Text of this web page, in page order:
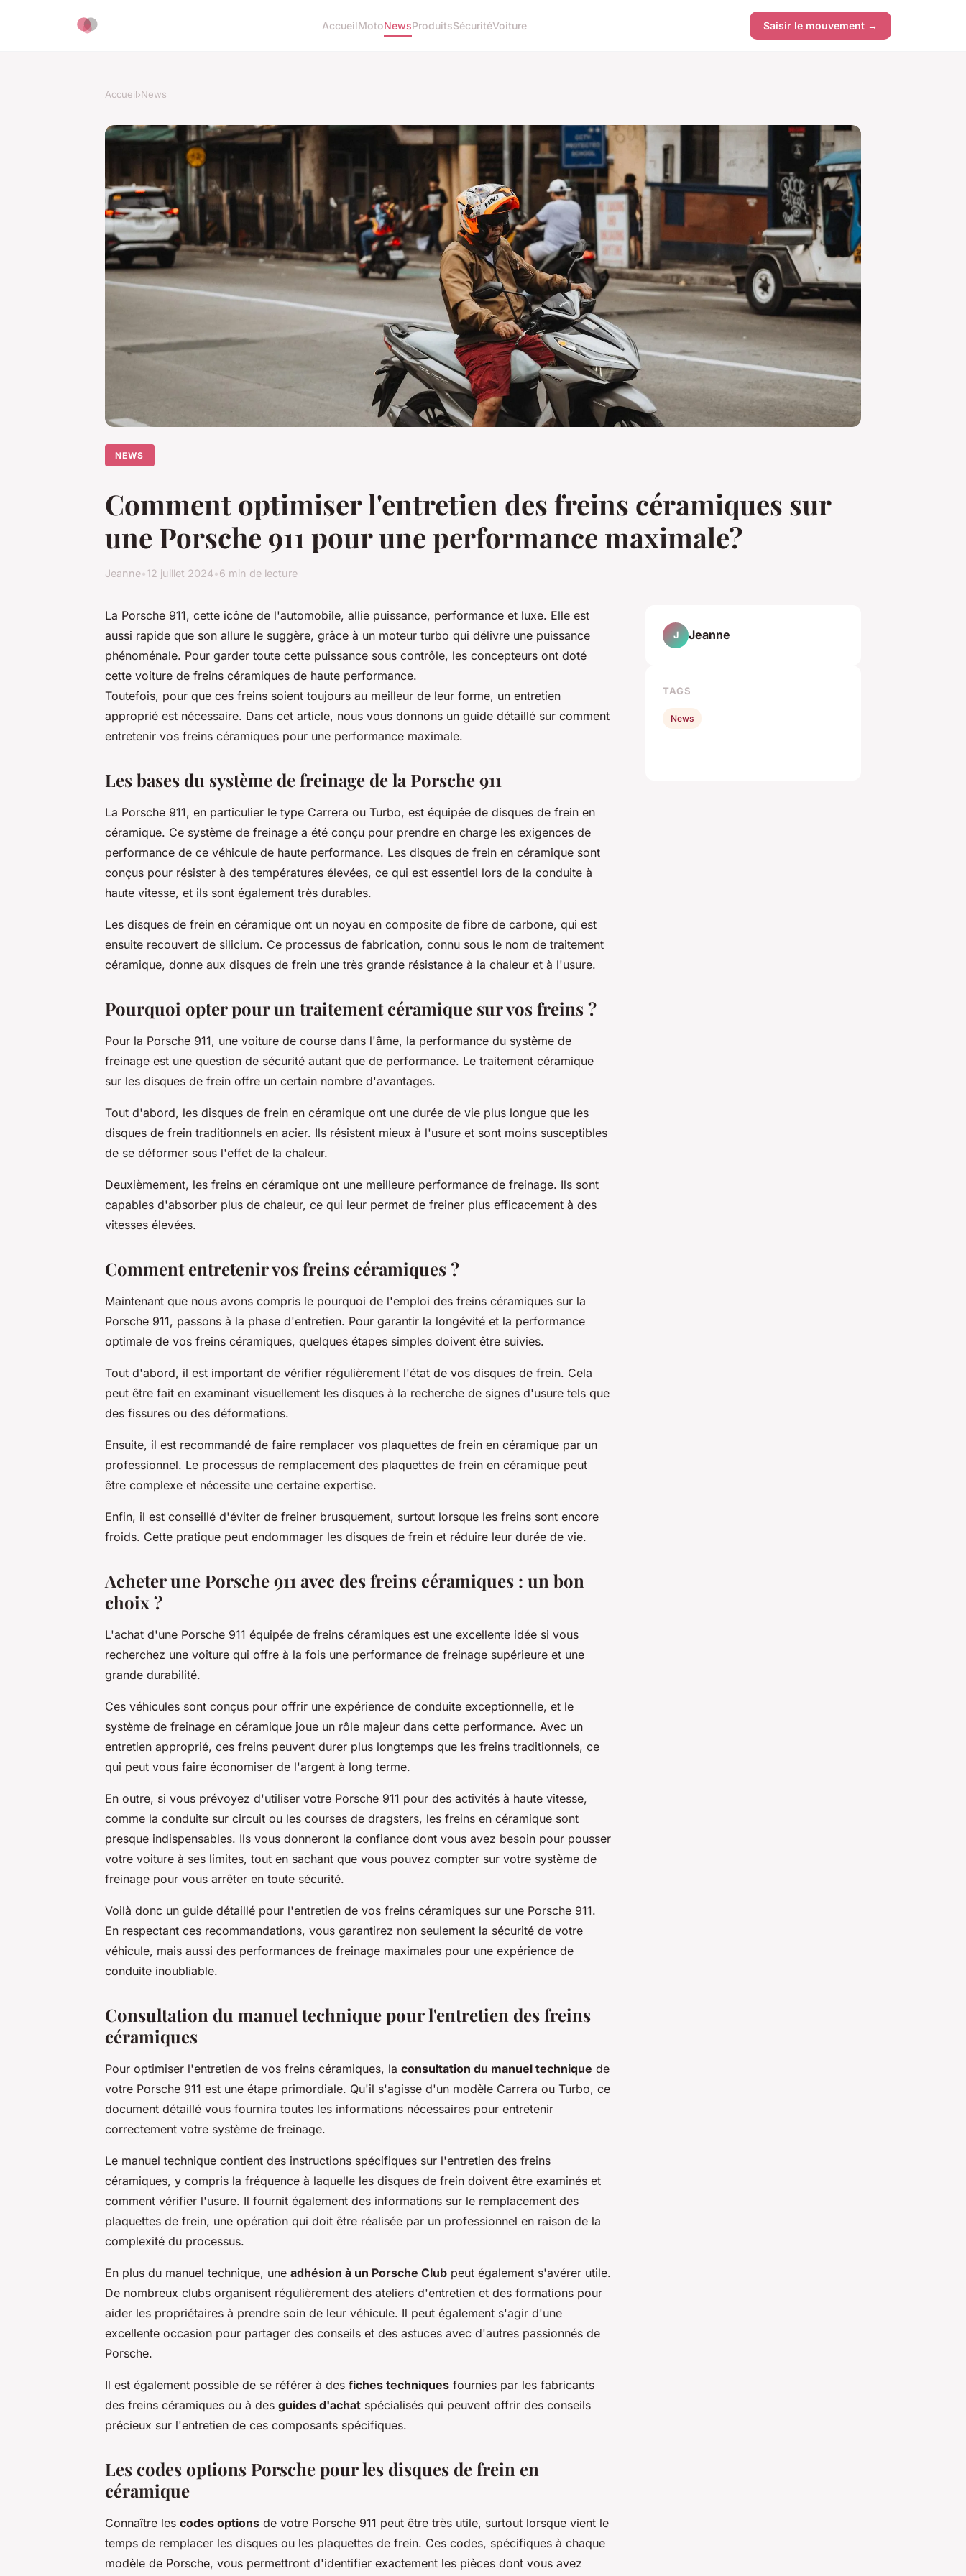
AccueilMotoNewsProduitsSécuritéVoiture Saisir le mouvement →
Accueil›News
NEWS
Comment optimiser l'entretien des freins céramiques sur
une Porsche 911 pour une performance maximale?
Jeanne•12 juillet 2024•6 min de lecture
La Porsche 911, cette icône de l'automobile, allie puissance, performance et luxe. Elle est
aussi rapide que son allure le suggère, grâce à un moteur turbo qui délivre une puissance
phénoménale. Pour garder toute cette puissance sous contrôle, les concepteurs ont doté
cette voiture de freins céramiques de haute performance.
Toutefois, pour que ces freins soient toujours au meilleur de leur forme, un entretien
approprié est nécessaire. Dans cet article, nous vous donnons un guide détaillé sur comment
entretenir vos freins céramiques pour une performance maximale.
Les bases du système de freinage de la Porsche 911
La Porsche 911, en particulier le type Carrera ou Turbo, est équipée de disques de frein en
céramique. Ce système de freinage a été conçu pour prendre en charge les exigences de
performance de ce véhicule de haute performance. Les disques de frein en céramique sont
conçus pour résister à des températures élevées, ce qui est essentiel lors de la conduite à
haute vitesse, et ils sont également très durables.
Les disques de frein en céramique ont un noyau en composite de fibre de carbone, qui est
ensuite recouvert de silicium. Ce processus de fabrication, connu sous le nom de traitement
céramique, donne aux disques de frein une très grande résistance à la chaleur et à l'usure.
Pourquoi opter pour un traitement céramique sur vos freins ?
Pour la Porsche 911, une voiture de course dans l'âme, la performance du système de
freinage est une question de sécurité autant que de performance. Le traitement céramique
sur les disques de frein offre un certain nombre d'avantages.
Tout d'abord, les disques de frein en céramique ont une durée de vie plus longue que les
disques de frein traditionnels en acier. Ils résistent mieux à l'usure et sont moins susceptibles
de se déformer sous l'effet de la chaleur.
Deuxièmement, les freins en céramique ont une meilleure performance de freinage. Ils sont
capables d'absorber plus de chaleur, ce qui leur permet de freiner plus efficacement à des
vitesses élevées.
Comment entretenir vos freins céramiques ?
Maintenant que nous avons compris le pourquoi de l'emploi des freins céramiques sur la
Porsche 911, passons à la phase d'entretien. Pour garantir la longévité et la performance
optimale de vos freins céramiques, quelques étapes simples doivent être suivies.
Tout d'abord, il est important de vérifier régulièrement l'état de vos disques de frein. Cela
peut être fait en examinant visuellement les disques à la recherche de signes d'usure tels que
des fissures ou des déformations.
Ensuite, il est recommandé de faire remplacer vos plaquettes de frein en céramique par un
professionnel. Le processus de remplacement des plaquettes de frein en céramique peut
être complexe et nécessite une certaine expertise.
Enfin, il est conseillé d'éviter de freiner brusquement, surtout lorsque les freins sont encore
froids. Cette pratique peut endommager les disques de frein et réduire leur durée de vie.
Acheter une Porsche 911 avec des freins céramiques : un bon
choix ?
L'achat d'une Porsche 911 équipée de freins céramiques est une excellente idée si vous
recherchez une voiture qui offre à la fois une performance de freinage supérieure et une
grande durabilité.
Ces véhicules sont conçus pour offrir une expérience de conduite exceptionnelle, et le
système de freinage en céramique joue un rôle majeur dans cette performance. Avec un
entretien approprié, ces freins peuvent durer plus longtemps que les freins traditionnels, ce
qui peut vous faire économiser de l'argent à long terme.
En outre, si vous prévoyez d'utiliser votre Porsche 911 pour des activités à haute vitesse,
comme la conduite sur circuit ou les courses de dragsters, les freins en céramique sont
presque indispensables. Ils vous donneront la confiance dont vous avez besoin pour pousser
votre voiture à ses limites, tout en sachant que vous pouvez compter sur votre système de
freinage pour vous arrêter en toute sécurité.
Voilà donc un guide détaillé pour l'entretien de vos freins céramiques sur une Porsche 911.
En respectant ces recommandations, vous garantirez non seulement la sécurité de votre
véhicule, mais aussi des performances de freinage maximales pour une expérience de
conduite inoubliable.
Consultation du manuel technique pour l'entretien des freins
céramiques
Pour optimiser l'entretien de vos freins céramiques, la consultation du manuel technique de
votre Porsche 911 est une étape primordiale. Qu'il s'agisse d'un modèle Carrera ou Turbo, ce
document détaillé vous fournira toutes les informations nécessaires pour entretenir
correctement votre système de freinage.
Le manuel technique contient des instructions spécifiques sur l'entretien des freins
céramiques, y compris la fréquence à laquelle les disques de frein doivent être examinés et
comment vérifier l'usure. Il fournit également des informations sur le remplacement des
plaquettes de frein, une opération qui doit être réalisée par un professionnel en raison de la
complexité du processus.
En plus du manuel technique, une adhésion à un Porsche Club peut également s'avérer utile.
De nombreux clubs organisent régulièrement des ateliers d'entretien et des formations pour
aider les propriétaires à prendre soin de leur véhicule. Il peut également s'agir d'une
excellente occasion pour partager des conseils et des astuces avec d'autres passionnés de
Porsche.
Il est également possible de se référer à des fiches techniques fournies par les fabricants
des freins céramiques ou à des guides d'achat spécialisés qui peuvent offrir des conseils
précieux sur l'entretien de ces composants spécifiques.
Les codes options Porsche pour les disques de frein en
céramique
Connaître les codes options de votre Porsche 911 peut être très utile, surtout lorsque vient le
temps de remplacer les disques ou les plaquettes de frein. Ces codes, spécifiques à chaque
modèle de Porsche, vous permettront d'identifier exactement les pièces dont vous avez
J Jeanne
TAGS
News